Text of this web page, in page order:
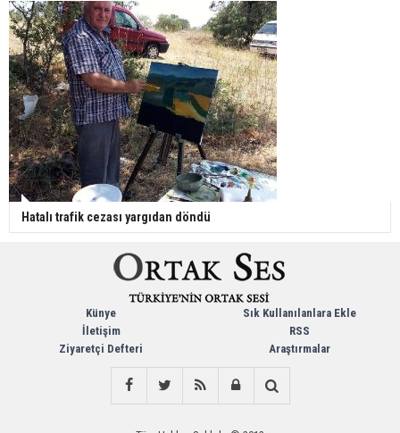
Hatalı trafik cezası yargıdan döndü
Künye
İletişim
Ziyaretçi Defteri
Sık Kullanılanlara Ekle
RSS
Araştırmalar